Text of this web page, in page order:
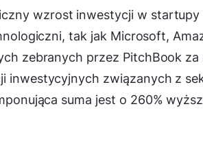
wzrost inwestycji w
tak jak Microsoft,
zebranych przez PitchBook
inwestycyjnych związanych z
suma jest o 260%